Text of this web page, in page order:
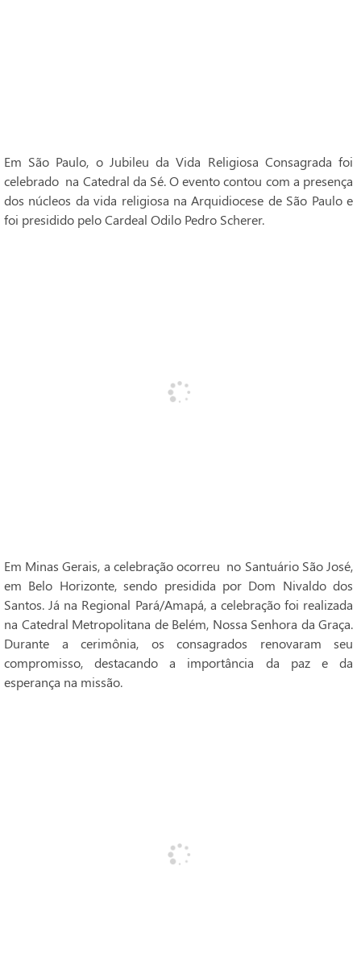
Em São Paulo, o Jubileu da Vida Religiosa Consagrada foi
celebrado na Catedral da Sé. O evento contou com a presença
dos núcleos da vida religiosa na Arquidiocese de São Paulo e
foi presidido pelo Cardeal Odilo Pedro Scherer.
Em Minas Gerais, a celebração ocorreu no Santuário São José,
em Belo Horizonte, sendo presidida por Dom Nivaldo dos
Santos. Já na Regional Pará/Amapá, a celebração foi realizada
na Catedral Metropolitana de Belém, Nossa Senhora da Graça.
Durante a cerimônia, os consagrados renovaram seu
compromisso, destacando a importância da paz e da
esperança na missão.